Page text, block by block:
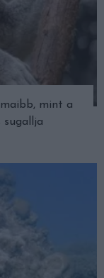
mint a
sugallja